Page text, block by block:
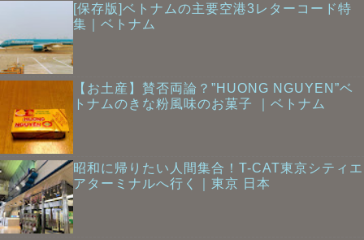
[保存版]ベトナムの主要空港3レターコード特
集｜ベトナム
【お土産】賛否両論？”HUONG NGUYEN”ベ
トナムのきな粉風味のお菓子 ｜ベトナム
昭和に帰りたい人間集合！T-CAT東京シティエ
アターミナルへ行く｜東京 日本